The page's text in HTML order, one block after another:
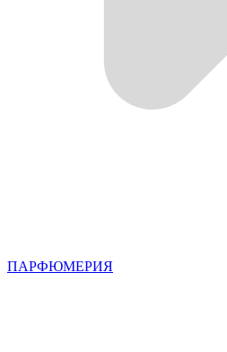
ПАРФЮМЕРИЯ